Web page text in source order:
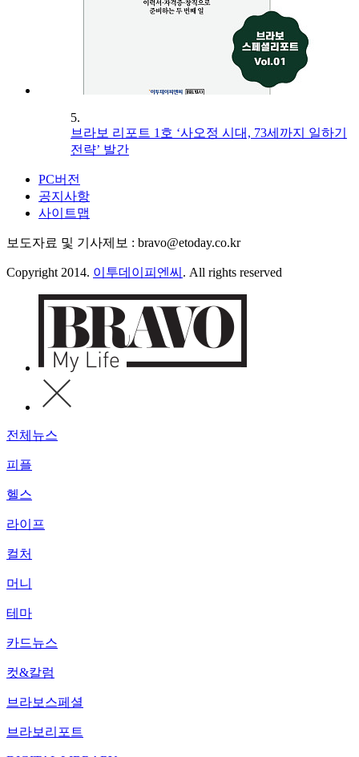
5.
브라보 리포트 1호 ‘사오정 시대, 73세까지 일하기
전략’ 발간
PC버전
공지사항
사이트맵
보도자료 및 기사제보 : bravo@etoday.co.kr
Copyright 2014. 이투데이피엔씨 . All rights reserved
전체뉴스
피플
헬스
라이프
컬처
머니
테마
카드뉴스
컷&칼럼
브라보스페셜
브라보리포트